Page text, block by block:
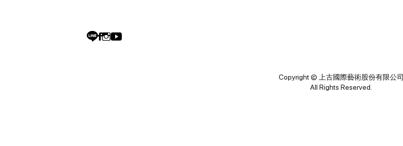
Copyright © 上古國際藝術股份有限公司
All Rights Reserved.